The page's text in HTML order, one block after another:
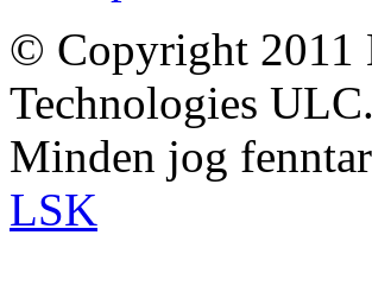
© Copyright 2011
Technologies
Minden jog
LSK